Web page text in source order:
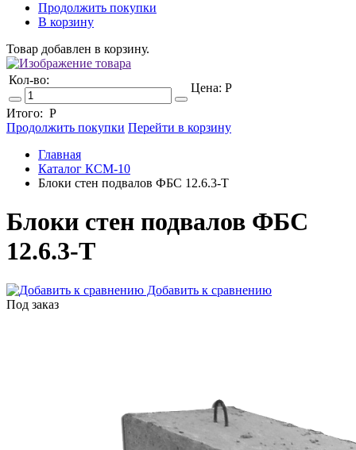
Продолжить покупки
В корзину
Товар добавлен в корзину.
Кол-во:
Цена: Р
Итого: Р
Продолжить покупки Перейти в корзину
Главная
Каталог КСМ-10
Блоки стен подвалов ФБС 12.6.3-Т
Блоки стен подвалов ФБС
12.6.3-Т
Добавить к сравнению
Под заказ